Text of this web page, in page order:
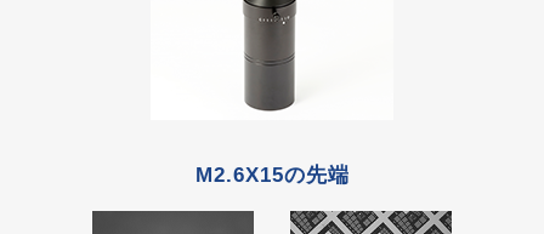
M2.6X15の先端